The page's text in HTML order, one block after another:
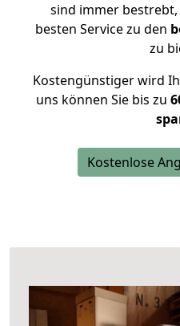
sind immer
besten Service zu den
zu
Kostengünstiger wird
uns können Sie bis zu
Kostenlose